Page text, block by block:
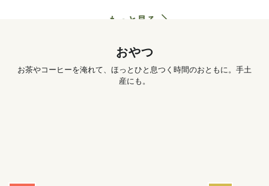
もっと見る
おやつ
お茶やコーヒーを淹れて、ほっとひと息つく時間のおともに。手土
産にも。